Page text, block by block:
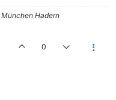
Hadern
0